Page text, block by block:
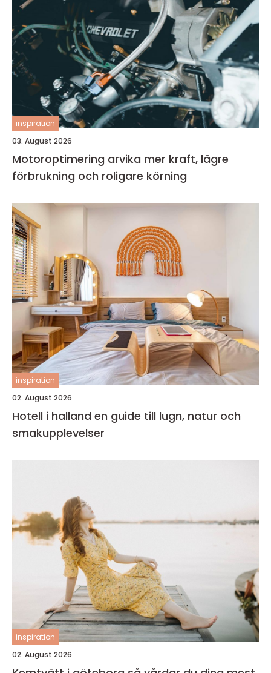
inspiration
03. August 2026
Motoroptimering arvika mer kraft, lägre
förbrukning och roligare körning
inspiration
02. August 2026
Hotell i halland en guide till lugn, natur och
smakupplevelser
inspiration
02. August 2026